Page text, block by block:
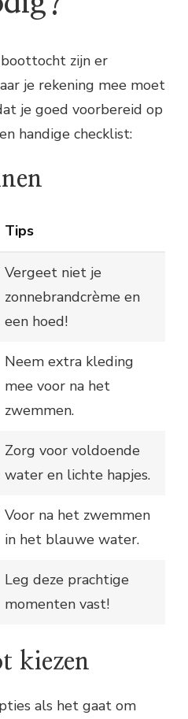
zijn er
je rekening mee moet
je goed voorbereid op
handige checklist:
Tips
Vergeet niet je
zonnebrandcrème en
een hoed!
Neem extra kleding
mee voor na het
zwemmen.
Zorg voor voldoende
water en lichte hapjes.
Voor na het zwemmen
in het blauwe water.
Leg deze prachtige
momenten vast!
kiezen
als het gaat om